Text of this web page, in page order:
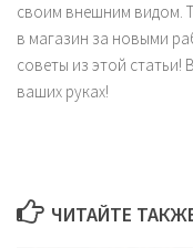
своим внешним видом.
в магазин за новыми
советы из этой
ваших руках!
ЧИТАЙТЕ